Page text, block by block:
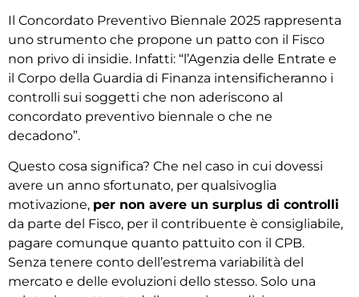
Il Concordato Preventivo Biennale 2025 rappresenta
uno strumento che propone un patto con il Fisco
non privo di insidie. Infatti: “l’Agenzia delle Entrate e
il Corpo della Guardia di Finanza intensificheranno i
controlli sui soggetti che non aderiscono al
concordato preventivo biennale o che ne
decadono”.
Questo cosa significa? Che nel caso in cui dovessi
avere un anno sfortunato, per qualsivoglia
motivazione, per non avere un surplus di controlli
da parte del Fisco, per il contribuente è consigliabile,
pagare comunque quanto pattuito con il CPB.
Senza tenere conto dell’estrema variabilità del
mercato e delle evoluzioni dello stesso. Solo una